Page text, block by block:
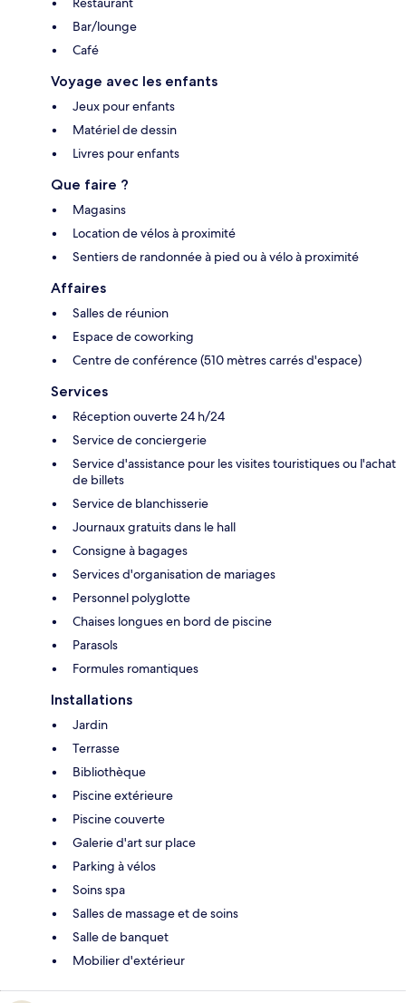
Bar/lounge
Café
Voyage avec les enfants
Jeux pour enfants
Matériel de dessin
Livres pour enfants
Que faire ?
Magasins
Location de vélos à proximité
Sentiers de randonnée à pied ou à vélo à proximité
Affaires
Salles de réunion
Espace de coworking
Centre de conférence (510 mètres carrés d'espace)
Services
Réception ouverte 24 h/24
Service de conciergerie
Service d'assistance pour les visites touristiques ou l'achat
de billets
Service de blanchisserie
Journaux gratuits dans le hall
Consigne à bagages
Services d'organisation de mariages
Personnel polyglotte
Chaises longues en bord de piscine
Parasols
Formules romantiques
Installations
Jardin
Terrasse
Bibliothèque
Piscine extérieure
Piscine couverte
Galerie d'art sur place
Parking à vélos
Soins spa
Salles de massage et de soins
Salle de banquet
Mobilier d'extérieur